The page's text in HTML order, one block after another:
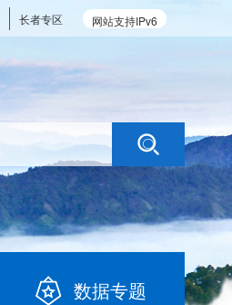
网站支持IPv6
长者专区
数据专题